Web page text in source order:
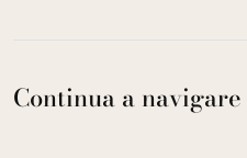
Continua a navigare